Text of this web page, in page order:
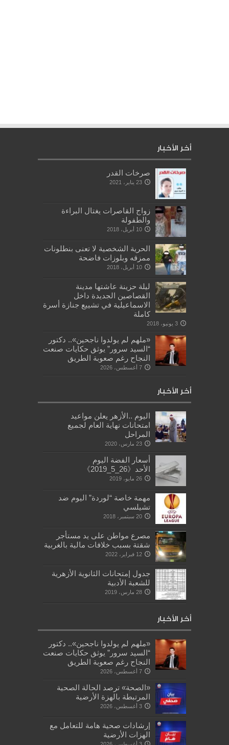
أخر الأخبار
صرخات القدر
23 يناير، 2021
زواج القاصرات يغتال البراءة
والطفولة
10 أبريل، 2018
الحرية الشخصية لا تعنى بنطلونات
ممزقه وبلوزات فاضحة
10 أبريل، 2018
ليلة حزينة عاشتها مدينة
القصاصين الجديدة داخل
الاسماعيلية في تشييع جنازة أسرة
كاملة
3 يونيو، 2018
«ملهم لم يولدوا ناجحين».. دكتور
“السيد سرور” يوثق حكايات صنعت
النجاح رغم صعوبة الطريق
7 أغسطس، 2026
أخر الأخبار
اليوم ..الأزهر يعلن مواعيد
امتحانات نهاية العام لجميع
المراحل
23 مارس، 2020
أسعار الفضة اليوم
الأحد《26_5_2019》
26 مايو، 2019
مهمة خاصة “لوردة” اليوم ضد
تشيلسي
20 سبتمبر، 2018
مصرع مواطن على يد مستأجر
شقتة بسبب خلافات مالية بالغربية
12 فبراير، 2022
جدول إمتحانات الثانوية الأزهرية
للشعبة الأدبية
28 مارس، 2019
أخر الأخبار
«ملهم لم يولدوا ناجحين».. دكتور
“السيد سرور” يوثق حكايات صنعت
النجاح رغم صعوبة الطريق
7 أغسطس، 2026
«الصحة» ترصد الحالة الصحية
المرتبطة بالهزة الأرضية
3 أغسطس، 2026
إرشادات صحية هامة للتعامل مع
الهزات الأرضية